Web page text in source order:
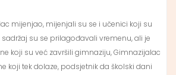
mijenjao, mijenjali su se i učenici koji su
sadržaj su se prilagođavali vremenu, ali je
koji su već završili gimnaziju, Gimnazijalac
koji tek dolaze, podsjetnik da školski dani